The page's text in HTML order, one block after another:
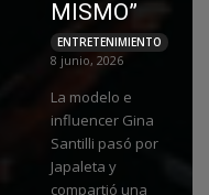
MISMO”
ENTRETENIMIENTO
8 junio, 2026
La modelo e
influencer Gina
Santilli pasó por
Japaleta y
compartió una